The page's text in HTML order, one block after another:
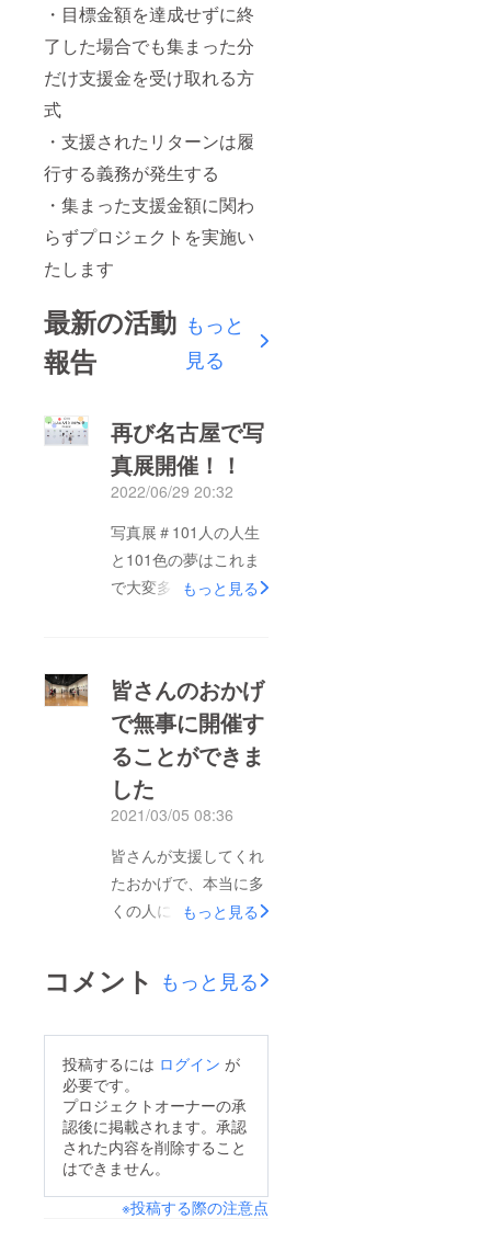
・目標金額を達成せずに終
了した場合でも集まった分
だけ支援金を受け取れる方
式
・支援されたリターンは履
行する義務が発生する
・集まった支援金額に関わ
らずプロジェクトを実施い
たします
最新の活動
報告
もっと
見る
再び名古屋で写
真展開催！！
2022/06/29 20:32
写真展＃101人の人生
と101色の夢はこれま
で大変多くの方々にご
を出版することがで
き、多くの方々に感動
とキッカケを届けるこ
とができました。写真
展運営メンバー一同皆
いっぱいです。ご支援
いただいた皆様、本当
にありがとうございま
りの活動報告では、
2022年も私たちの活
で写真展を開催します
のでその詳細について
お伝えさせていただき
ます！0歳から100歳
までの101人の方々の
とであなたの人生に
もっと見る
皆さんのおかげ
で無事に開催す
ることができま
した
2021/03/05 08:36
皆さんが支援してくれ
たおかげで、本当に多
くの人にこの個展を無
とうございます。それ
い出来事もありまし
た。個展に協力してく
れたスタッフの子の親
友が、違う親友とずっ
と長い間喧嘩をしてい
たみたいですが、この
もっと見る
コメント もっと見る
投稿するには ログイン が
必要です。
プロジェクトオーナーの承
認後に掲載されます。承認
された内容を削除すること
はできません。
※投稿する際の注意点